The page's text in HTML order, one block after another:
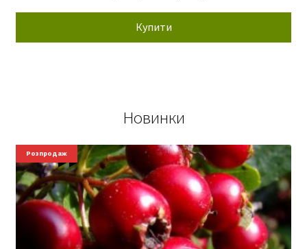
160,00 грн.
Купити
Новинки
Новинки
Розпродаж